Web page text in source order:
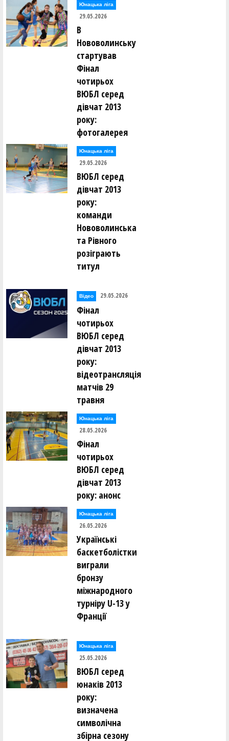
Юнацька ліга
29.05.2026
В
Нововолинську
стартував
Фінал
чотирьох
ВЮБЛ серед
дівчат 2013
року:
фотогалерея
Юнацька ліга
29.05.2026
ВЮБЛ серед
дівчат 2013
року:
команди
Нововолинська
та Рівного
розіграють
титул
Відео 29.05.2026
Фінал
чотирьох
ВЮБЛ серед
дівчат 2013
року:
відеотрансляція
матчів 29
травня
Юнацька ліга
28.05.2026
Фінал
чотирьох
ВЮБЛ серед
дівчат 2013
року: анонс
Юнацька ліга
26.05.2026
Українські
баскетболістки
виграли
бронзу
міжнародного
турніру U-13 у
Франції
Юнацька ліга
25.05.2026
ВЮБЛ серед
юнаків 2013
року:
визначена
символічна
збірна сезону